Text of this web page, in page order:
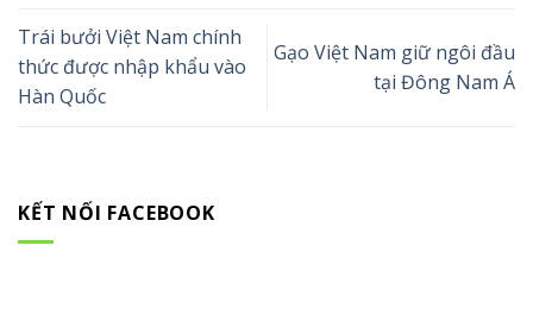
Trái bưởi Việt Nam chính
thức được nhập khẩu vào
Hàn Quốc
Gạo Việt Nam giữ ngôi đầu
tại Đông Nam Á
KẾT NỐI FACEBOOK